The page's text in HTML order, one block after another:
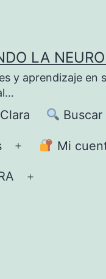
LA
y aprendizaje en
Abrir
el
Mi